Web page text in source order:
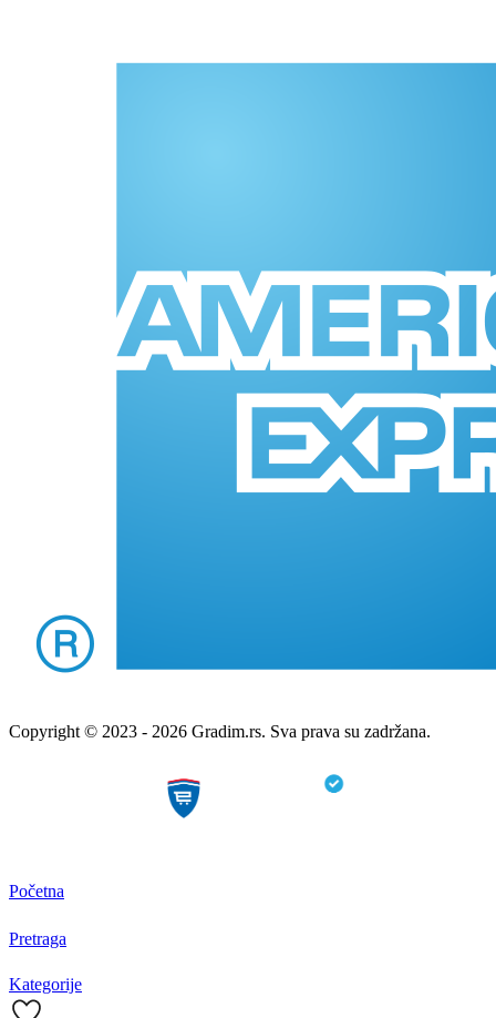
Copyright © 2023 - 2026 Gradim.rs. Sva prava su zadržana.
Početna
Pretraga
Kategorije